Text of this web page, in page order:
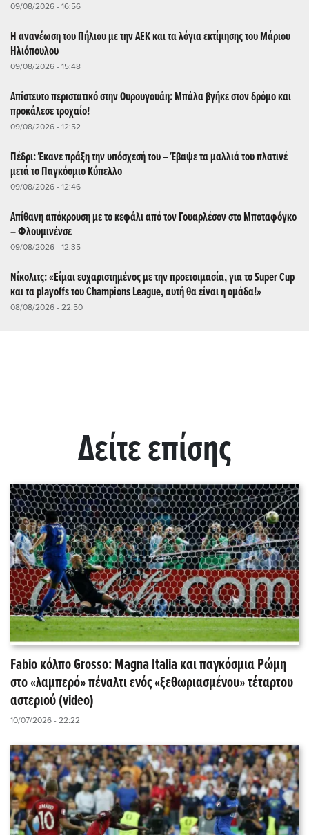
09/08/2026 - 16:56
Η ανανέωση του Πήλιου με την ΑΕΚ και τα λόγια εκτίμησης του Μάριου
Ηλιόπουλου
09/08/2026 - 15:48
Απίστευτο περιστατικό στην Ουρουγουάη: Μπάλα βγήκε στον δρόμο και
προκάλεσε τροχαίο!
09/08/2026 - 12:52
Πέδρι: Έκανε πράξη την υπόσχεσή του – Έβαψε τα μαλλιά του πλατινέ
μετά το Παγκόσμιο Κύπελλο
09/08/2026 - 12:46
Απίθανη απόκρουση με το κεφάλι από τον Γουαρλέσον στο Μποταφόγκο
– Φλουμινένσε
09/08/2026 - 12:35
Νίκολιτς: «Είμαι ευχαριστημένος με την προετοιμασία, για το Super Cup
και τα playoffs του Champions League, αυτή θα είναι η ομάδα!»
08/08/2026 - 22:50
Δείτε επίσης
Fabio κόλπο Grosso: Magna Italia και παγκόσμια Ρώμη
στο «λαμπερό» πέναλτι ενός «ξεθωριασμένου» τέταρτου
αστεριού (video)
10/07/2026 - 22:22